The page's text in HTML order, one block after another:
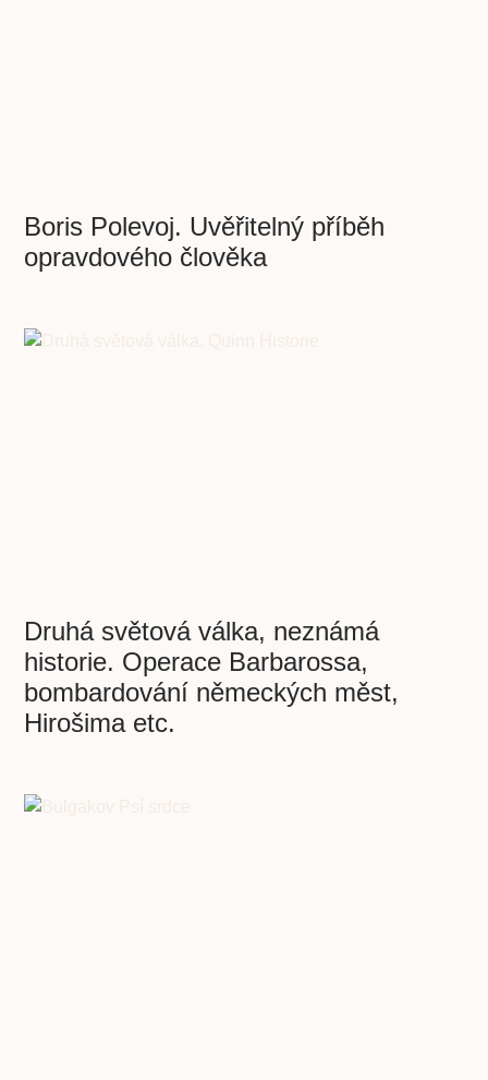
Boris Polevoj. Uvěřitelný příběh
opravdového člověka
Druhá světová válka, neznámá
historie. Operace Barbarossa,
bombardování německých měst,
Hirošima etc.